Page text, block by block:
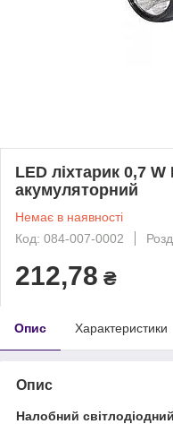
LED ліхтарик 0,7
акумуляторний
Немає в наявності
Код: 084-007-0002
212,78 ₴
Опис Характеристики
Опис
Налобний